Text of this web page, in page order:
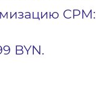
CPM:
BYN.